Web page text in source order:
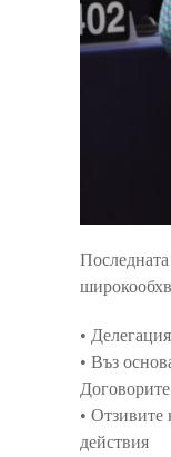
•
• Въз
• Отзивите
действия